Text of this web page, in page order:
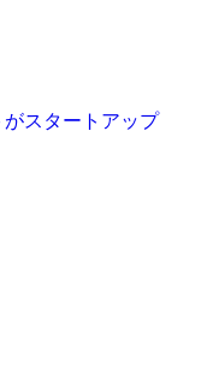
スタートアップ